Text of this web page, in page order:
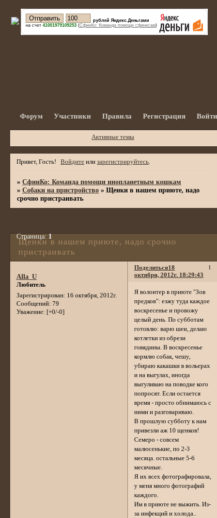
рублей Яндекс.Деньгами
на счет 41001979109253 (СфинКо: Команда помощи сфинксам)
Форум Участники Правила Регистрация
Активные темы
Привет, Гость! Войдите илизарегистрируйтесь.
»СфинКо: Команда помощи инопланетным кошкам
»Собаки на пристройство »Щенки в нашем приюте, надо
срочно пристраивать
Щенки в нашем приюте, надо срочно
пристраивать
Страница:1
Поделиться 1
18
октября, 2012г. 18:29:43
Alla_U
Любитель
Зарегистрирован: 16 октября, 2012г.
Сообщений: 79
Уважение: [+0/-0]
Я волонтер в приюте "Зов
предков": езжу туда каждое
воскресенье и провожу
целый день. По субботам
готовлю: варю шеи, делаю
котлетки из обрези
говядины. В воскресенье
кормлю собак, чешу,
убираю какашки в вольерах
и на выгулах, иногда
выгуливаю на поводке кого
попросят. Если остается
время - просто обнимаюсь с
ними и разговариваю.
В прошлую субботу к нам
привезли аж 10 щенков!
Семеро - совсем
малюсенькие, по 2-3
месяца. остальные 5-6
месячные.
Я их всех фотографировала,
у меня много фотографий
каждого.
Им в приюте не выжить. Из-
за инфекций и холода..